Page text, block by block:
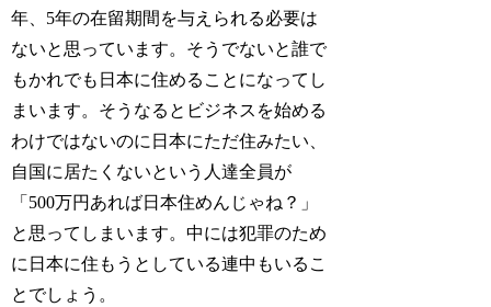
年、5年の在留期間を与えられる必要は
ないと思っています。そうでないと誰で
もかれでも日本に住めることになってし
まいます。そうなるとビジネスを始める
わけではないのに日本にただ住みたい、
自国に居たくないという人達全員が
「500万円あれば日本住めんじゃね？」
と思ってしまいます。中には犯罪のため
に日本に住もうとしている連中もいるこ
とでしょう。